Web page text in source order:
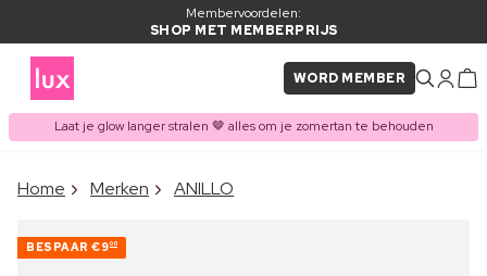
Membervoordelen:
SHOP MET MEMBERPRIJS
WORD MEMBER
Laat je glow langer stralen 🤎 alles om je zomertan te behouden
ITEM TOEGEVOEGD AAN
Home Merken ANILLO
BESPAAR €900